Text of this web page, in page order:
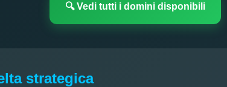
🔍 Vedi tutti i domini disponibili
strategica